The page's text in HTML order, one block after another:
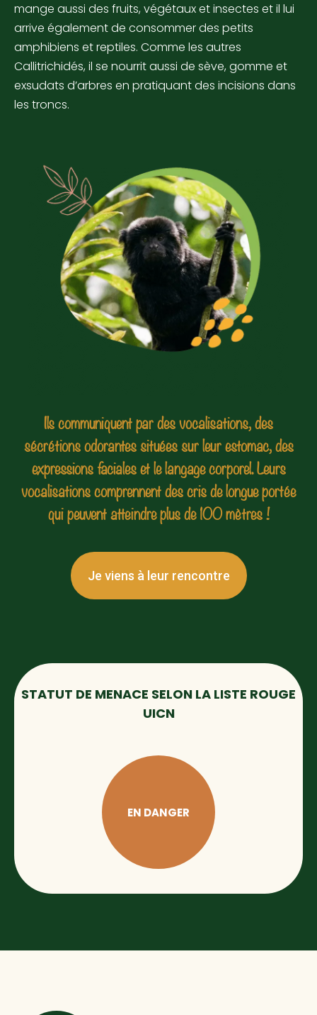
mange aussi des fruits, végétaux et insectes et il lui
arrive également de consommer des petits
amphibiens et reptiles. Comme les autres
Callitrichidés, il se nourrit aussi de sève, gomme et
exsudats d’arbres en pratiquant des incisions dans
les troncs.
Ils communiquent par des vocalisations, des
sécrétions odorantes situées sur leur estomac, des
expressions faciales et le langage corporel. Leurs
vocalisations comprennent des cris de longue portée
qui peuvent atteindre plus de 100 mètres !
Je viens à leur rencontre
STATUT DE MENACE SELON LA LISTE ROUGE
UICN
EN DANGER